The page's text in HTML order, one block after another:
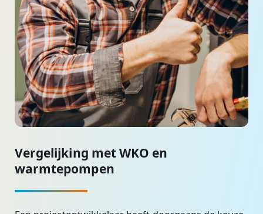
Vergelijking met WKO en
warmtepompen